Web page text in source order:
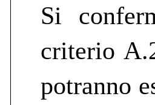
Si
criterio
potranno